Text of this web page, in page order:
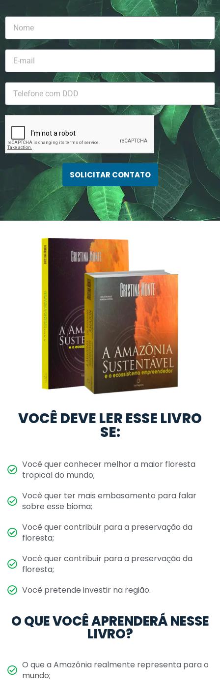
SOLICITAR CONTATO
VOCÊ DEVE LER ESSE LIVRO
SE:
Você quer conhecer melhor a maior floresta
tropical do mundo;
Você quer ter mais embasamento para falar
sobre esse bioma;
Você quer contribuir para a preservação da
floresta;
Você quer contribuir para a preservação da
floresta;
Você pretende investir na região.
O QUE VOCÊ APRENDERÁ NESSE
LIVRO?
O que a Amazônia realmente representa para o
mundo;